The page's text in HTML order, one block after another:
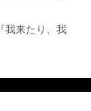
我来たり、我